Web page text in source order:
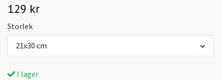
129 kr
Storlek
21x30 cm
I lager